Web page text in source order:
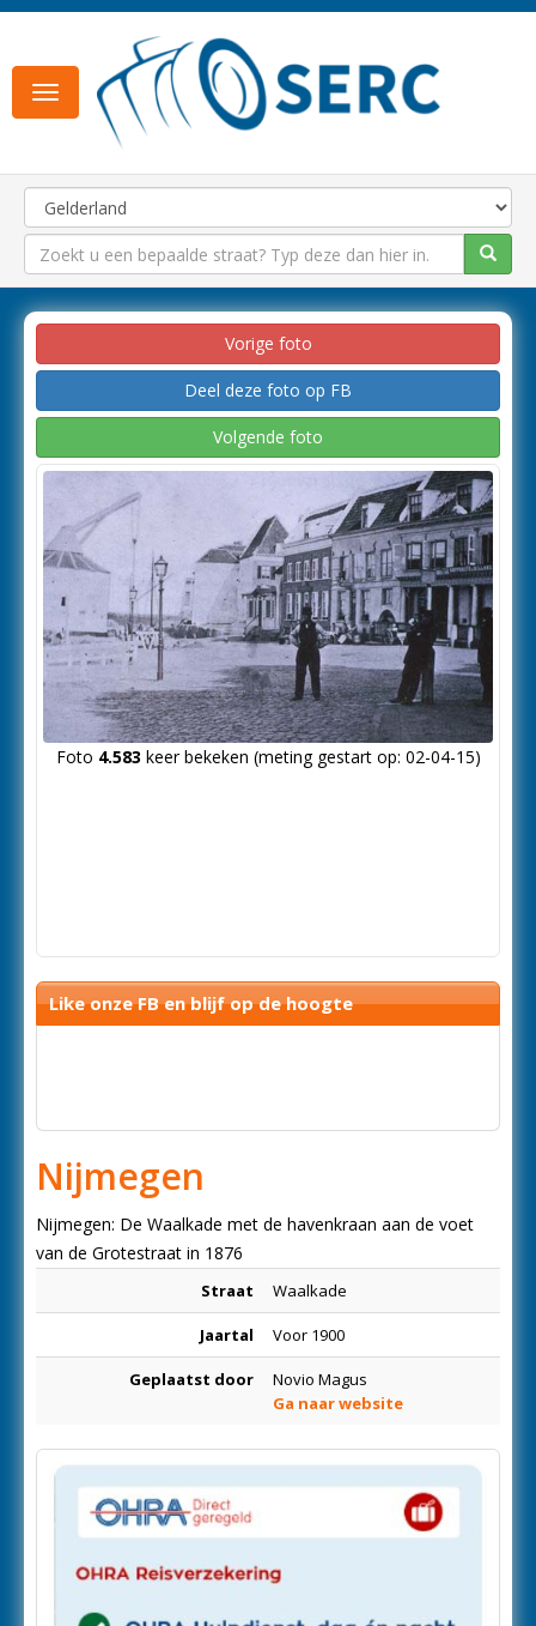
Toggle
navigation
Vorige foto
Deel deze foto op FB
Volgende foto
Foto 4.583 keer bekeken (meting gestart op: 02-04-15)
Like onze FB en blijf op de hoogte
Nijmegen
Nijmegen: De Waalkade met de havenkraan aan de voet
van de Grotestraat in 1876
Straat Waalkade
Jaartal Voor 1900
Geplaatst door
Novio Magus
Ga naar website